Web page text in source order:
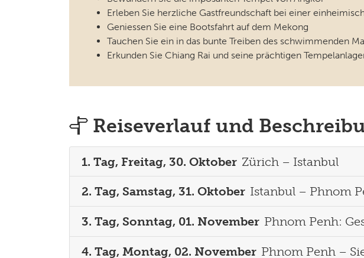
Erleben Sie herzliche Gastfreundschaft bei einer
Geniessen Sie eine Bootsfahrt auf dem Mekong
Tauchen Sie ein in das bunte Treiben des schwimmenden
Erkunden Sie Chiang Rai und seine prächtigen Tempelanlagen
Reiseverlauf und
1. Tag, Freitag, 30. Oktober Zürich – Istanbul
2. Tag, Samstag, 31. Oktober Istanbul – Phnom
3. Tag, Sonntag, 01. November Phnom Penh:
4. Tag, Montag, 02. November Phnom Penh –